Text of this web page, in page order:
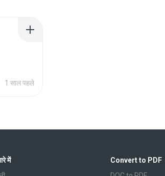
1 साल पहले
में
Convert to PDF